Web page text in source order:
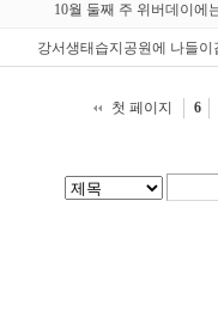
10월 둘째 주 위버데이에
강서생태습지공원에 나들이
첫 페이지
6